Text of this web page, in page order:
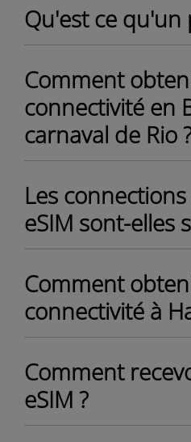
Qu'est ce qu'un
Comment
connectivité en
carnaval de Rio
Les
eSIM sont-elles
Comment
connectivité à
Comment
eSIM ?